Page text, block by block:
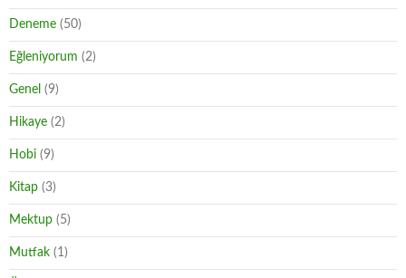
Deneme (50)
Eğleniyorum (2)
Genel (9)
Hikaye (2)
Hobi (9)
Kitap (3)
Mektup (5)
Mutfak (1)